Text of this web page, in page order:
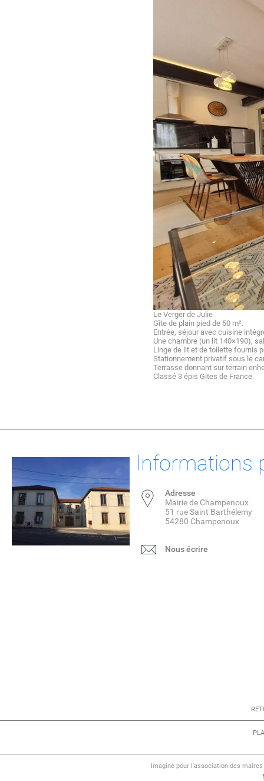
Le Verger de Julie
Gîte de plain pied de 50 m².
Entrée, séjour avec cuisine
Une chambre (un lit 140×190),
Linge de lit et de toilette fournis
Stationnement privatif sous le
Terrasse donnant sur terrain
Classé 3 épis Gites de France.
Informations
Adresse
Mairie de Champenoux
51 rue Saint Barthélemy
54280 Champenoux
Nous écrire
Imaginé pour l'association des